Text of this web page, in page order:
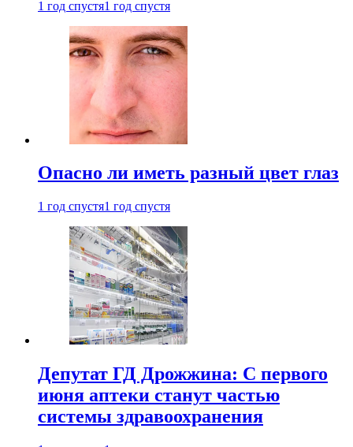
1 год спустя1 год спустя
Опасно ли иметь разный цвет глаз
1 год спустя1 год спустя
Депутат ГД Дрожжина: С первого
июня аптеки станут частью
системы здравоохранения